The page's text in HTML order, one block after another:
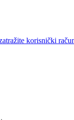
korisnički